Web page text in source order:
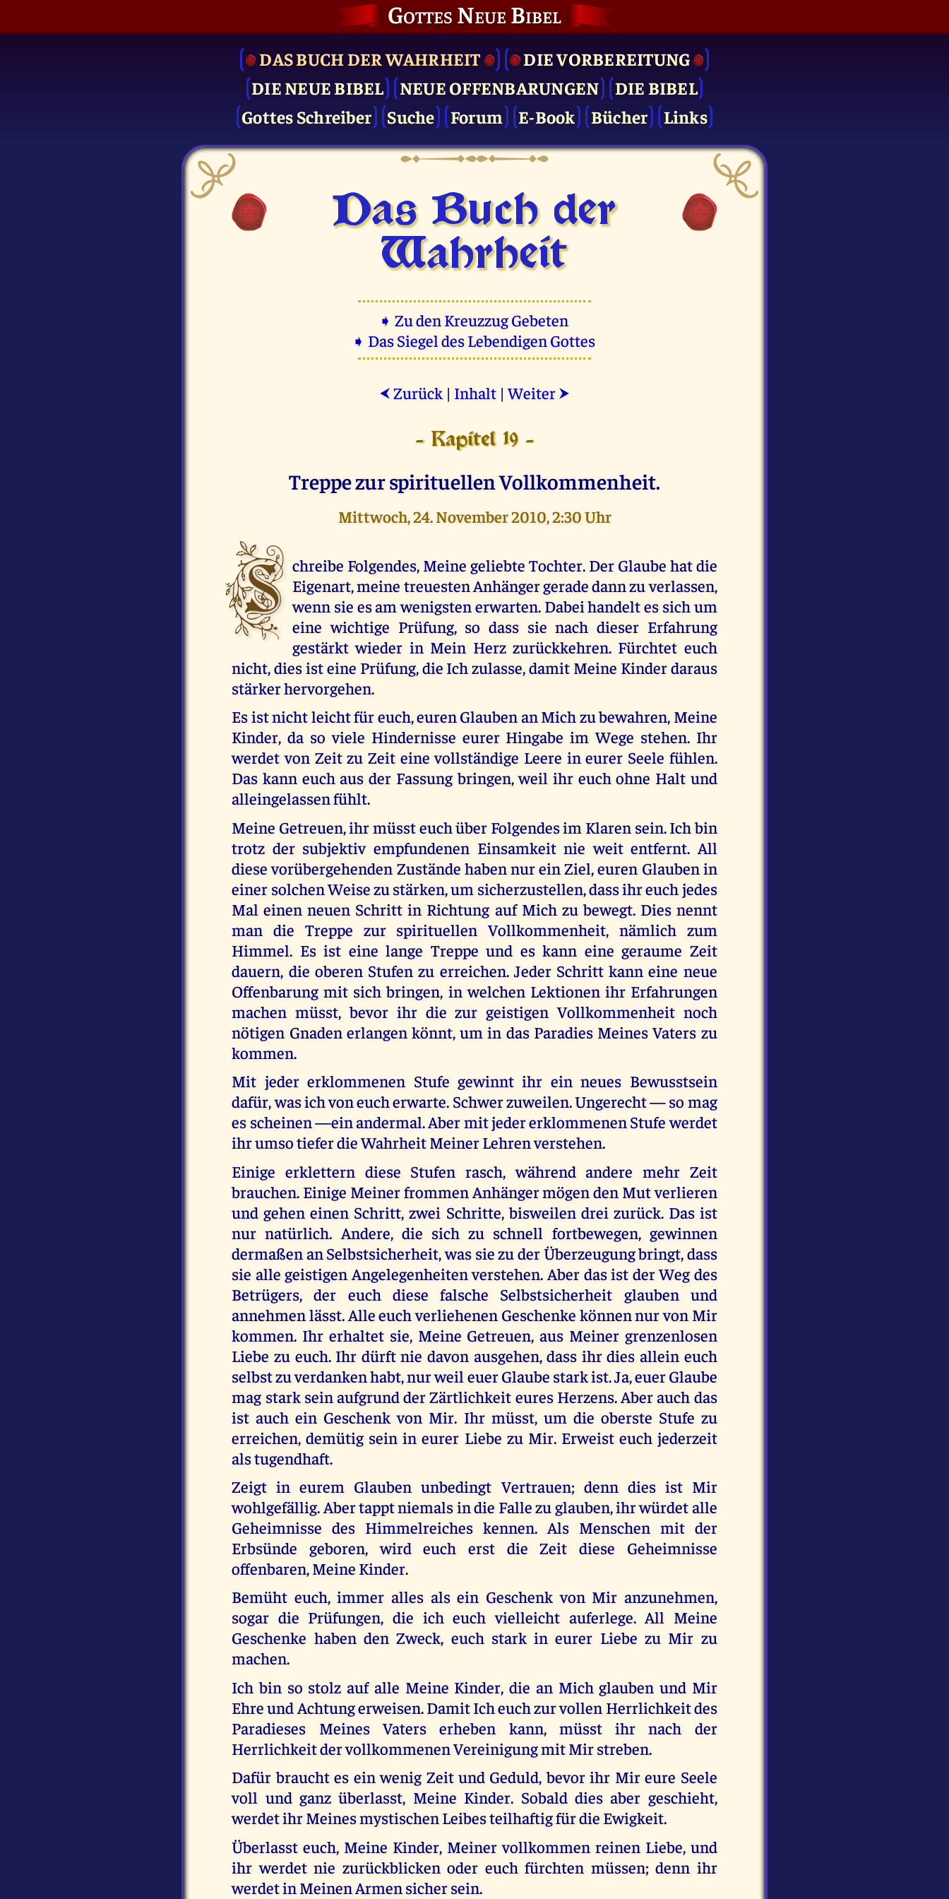
Gottes Neue Bibel
DAS BUCH DER WAHRHEIT
DIE VOR­BEREITUNG
DIE NEUE BIBEL
NEUE OFFENBARUNGEN
DIE BIBEL
Gottes Schreiber
Suche Forum E-Book Bücher Links
Das Buch der
Wahrheit
➧ Zu den Kreuzzug Gebeten
➧ Das Siegel des Lebendigen Gottes
⮜ Zurück | Inhalt |Weiter ⮞
- Kapitel 19 -
Treppe zur spirituellen Vollkommenheit.
Mittwoch, 24. November 2010, 2:30 Uhr
S chreibe Folgendes, Meine geliebte Tochter. Der Glaube hat die
Eigenart, meine treuesten Anhänger gerade dann zu verlassen,
wenn sie es am wenigsten erwarten. Dabei handelt es sich um
eine wichtige Prüfung, so dass sie nach dieser Erfahrung
gestärkt wieder in Mein Herz zurückkehren. Fürchtet euch
nicht, dies ist eine Prüfung, die Ich zulasse, damit Meine Kinder daraus
stärker hervorgehen.
Es ist nicht leicht für euch, euren Glauben an Mich zu bewahren, Meine
Kinder, da so viele Hindernisse eurer Hingabe im Wege stehen. Ihr
werdet von Zeit zu Zeit eine vollständige Leere in eurer Seele fühlen.
Das kann euch aus der Fassung bringen, weil ihr euch ohne Halt und
alleingelassen fühlt.
Meine Getreuen, ihr müsst euch über Folgendes im Klaren sein. Ich bin
trotz der subjektiv empfundenen Einsamkeit nie weit entfernt. All
diese vorübergehenden Zustände haben nur ein Ziel, euren Glauben in
einer solchen Weise zu stärken, um sicherzustellen, dass ihr euch jedes
Mal einen neuen Schritt in Richtung auf Mich zu bewegt. Dies nennt
man die Treppe zur spirituellen Vollkommenheit, nämlich zum
Himmel. Es ist eine lange Treppe und es kann eine geraume Zeit
dauern, die oberen Stufen zu erreichen. Jeder Schritt kann eine neue
Offenbarung mit sich bringen, in welchen Lektionen ihr Erfahrungen
machen müsst, bevor ihr die zur geistigen Vollkommenheit noch
nötigen Gnaden erlangen könnt, um in das Paradies Meines Vaters zu
kommen.
Mit jeder erklommenen Stufe gewinnt ihr ein neues Bewusstsein
dafür, was ich von euch erwarte. Schwer zuweilen. Ungerecht — so mag
es scheinen —ein andermal. Aber mit jeder erklommenen Stufe werdet
ihr umso tiefer die Wahrheit Meiner Lehren verstehen.
Einige erklettern diese Stufen rasch, während andere mehr Zeit
brauchen. Einige Meiner frommen Anhänger mögen den Mut verlieren
und gehen einen Schritt, zwei Schritte, bisweilen drei zurück. Das ist
nur natürlich. Andere, die sich zu schnell fortbewegen, gewinnen
dermaßen an Selbstsicherheit, was sie zu der Überzeugung bringt, dass
sie alle geistigen Angelegenheiten verstehen. Aber das ist der Weg des
Betrügers, der euch diese falsche Selbstsicherheit glauben und
annehmen lässt. Alle euch verliehenen Geschenke können nur von Mir
kommen. Ihr erhaltet sie, Meine Getreuen, aus Meiner grenzenlosen
Liebe zu euch. Ihr dürft nie davon ausgehen, dass ihr dies allein euch
selbst zu verdanken habt, nur weil euer Glaube stark ist. Ja, euer Glaube
mag stark sein aufgrund der Zärtlichkeit eures Herzens. Aber auch das
ist auch ein Geschenk von Mir. Ihr müsst, um die oberste Stufe zu
erreichen, demütig sein in eurer Liebe zu Mir. Erweist euch jederzeit
als tugendhaft.
Zeigt in eurem Glauben unbedingt Vertrauen; denn dies ist Mir
wohlgefällig. Aber tappt niemals in die Falle zu glauben, ihr würdet alle
Geheimnisse des Himmelreiches kennen. Als Menschen mit der
Erbsünde geboren, wird euch erst die Zeit diese Geheimnisse
offenbaren, Meine Kinder.
Bemüht euch, immer alles als ein Geschenk von Mir anzunehmen,
sogar die Prüfungen, die ich euch vielleicht auferlege. All Meine
Geschenke haben den Zweck, euch stark in eurer Liebe zu Mir zu
machen.
Ich bin so stolz auf alle Meine Kinder, die an Mich glauben und Mir
Ehre und Achtung erweisen. Damit Ich euch zur vollen Herrlichkeit des
Paradieses Meines Vaters erheben kann, müsst ihr nach der
Herrlichkeit der vollkommenen Vereinigung mit Mir streben.
Dafür braucht es ein wenig Zeit und Geduld, bevor ihr Mir eure Seele
voll und ganz überlasst, Meine Kinder. Sobald dies aber geschieht,
werdet ihr Meines mystischen Leibes teilhaftig für die Ewigkeit.
Überlasst euch, Meine Kinder, Meiner vollkommen reinen Liebe, und
ihr werdet nie zurückblicken oder euch fürchten müssen; denn ihr
werdet in Meinen Armen sicher sein.